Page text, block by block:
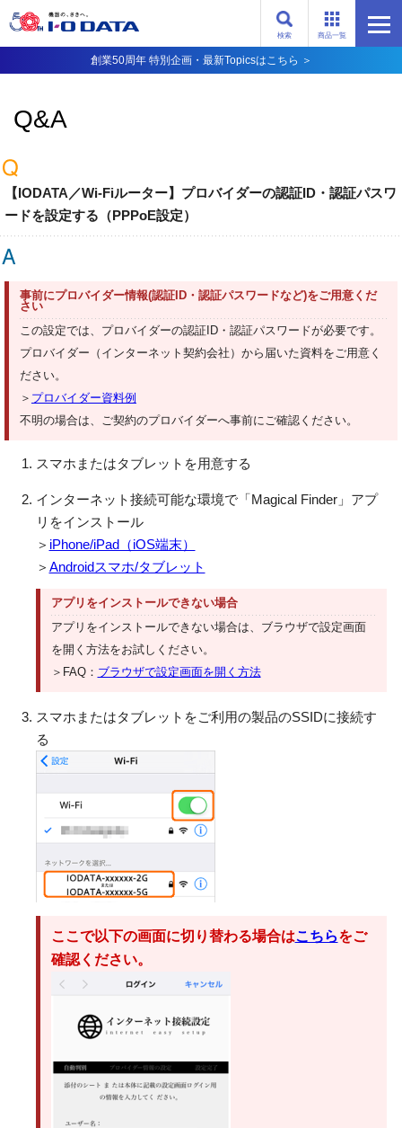
商品一覧
検索
創業50周年 特別企画・最新Topicsはこちら ＞
Q&A
【IODATA／Wi-Fiルーター】プロバイダーの認証ID・認証パスワ
ードを設定する（PPPoE設定）
事前にプロバイダー情報(認証ID・認証パスワードなど)をご用意くだ
さい
この設定では、プロバイダーの認証ID・認証パスワードが必要です。
プロバイダー（インターネット契約会社）から届いた資料をご用意く
ださい。
＞ プロバイダー資料例
不明の場合は、ご契約のプロバイダーへ事前にご確認ください。
スマホまたはタブレットを用意する
インターネット接続可能な環境で「Magical Finder」アプ
リをインストール
＞ iPhone/iPad（iOS端末）
＞ Androidスマホ/タブレット
アプリをインストールできない場合
アプリをインストールできない場合は、ブラウザで設定画面
を開く方法をお試しください。
＞FAQ： ブラウザで設定画面を開く方法
スマホまたはタブレットをご利用の製品のSSIDに接続す
る
ここで以下の画面に切り替わる場合はこちらをご
確認ください。